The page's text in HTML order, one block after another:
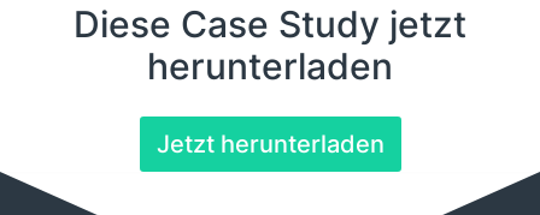
Diese Case Study jetzt
herunterladen
Jetzt herunterladen